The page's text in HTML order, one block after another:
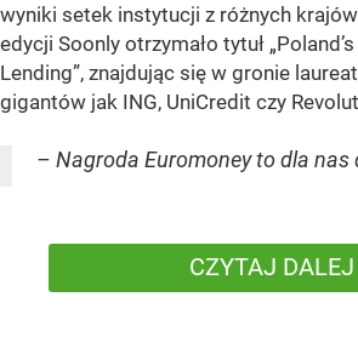
wyniki setek instytucji z różnych
edycji Soonly otrzymało tytuł
Lending”, znajdując się w gronie
gigantów jak ING, UniCredit czy
– Nagroda Euromoney to dla nas
CZYTAJ DALEJ